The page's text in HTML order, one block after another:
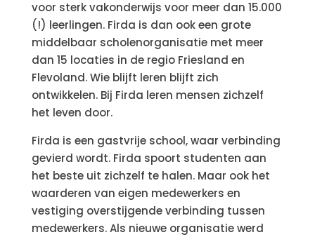
voor sterk vakonderwijs voor meer dan 15.000
(!) leerlingen. Firda is dan ook een grote
middelbaar scholenorganisatie met meer
dan 15 locaties in de regio Friesland en
Flevoland. Wie blijft leren blijft zich
ontwikkelen. Bij Firda leren mensen zichzelf
het leven door.
Firda is een gastvrije school, waar verbinding
gevierd wordt. Firda spoort studenten aan
het beste uit zichzelf te halen. Maar ook het
waarderen van eigen medewerkers en
vestiging overstijgende verbinding tussen
medewerkers. Als nieuwe organisatie werd